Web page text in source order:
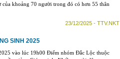
khoảng 70 người trong đó có hơn 55 thân
23/12/2025 - TTV.NKT
SINH 2025
vào lúc 19h00 Điểm nhóm Đắc Lộc thuộc